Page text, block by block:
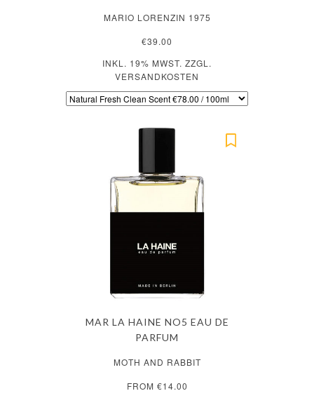
MARIO LORENZIN 1975
€39.00
INKL. 19% MWST. ZZGL.
VERSANDKOSTEN
MAR LA HAINE NO5 EAU DE
PARFUM
MOTH AND RABBIT
FROM €14.00